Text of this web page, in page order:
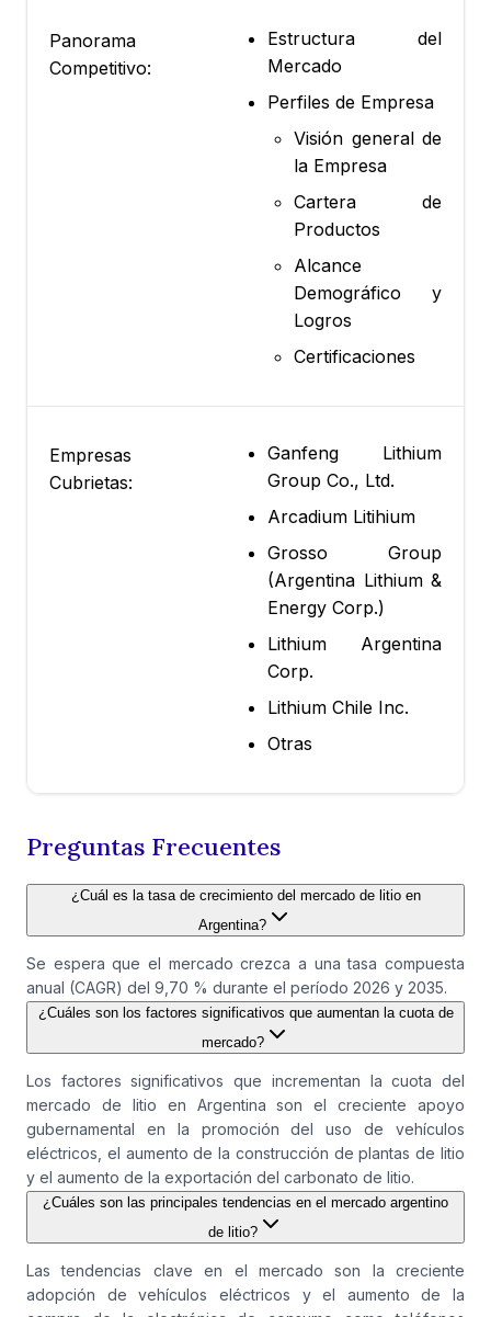
Panorama
Competitivo:
Estructura del
Mercado
Perfiles de Empresa
Visión general de
la Empresa
Cartera de
Productos
Alcance
Demográfico y
Logros
Certificaciones
Empresas
Cubrietas:
Ganfeng Lithium
Group Co., Ltd.
Arcadium Litihium
Grosso Group
(Argentina Lithium &
Energy Corp.)
Lithium Argentina
Corp.
Lithium Chile Inc.
Otras
Preguntas Frecuentes
¿Cuál es la tasa de crecimiento del mercado de litio en
Argentina?
Se espera que el mercado crezca a una tasa compuesta
anual (CAGR) del 9,70 % durante el período 2026 y 2035.
¿Cuáles son los factores significativos que aumentan la cuota de
mercado?
Los factores significativos que incrementan la cuota del
mercado de litio en Argentina son el creciente apoyo
gubernamental en la promoción del uso de vehículos
eléctricos, el aumento de la construcción de plantas de litio
y el aumento de la exportación del carbonato de litio.
¿Cuáles son las principales tendencias en el mercado argentino
de litio?
Las tendencias clave en el mercado son la creciente
adopción de vehículos eléctricos y el aumento de la